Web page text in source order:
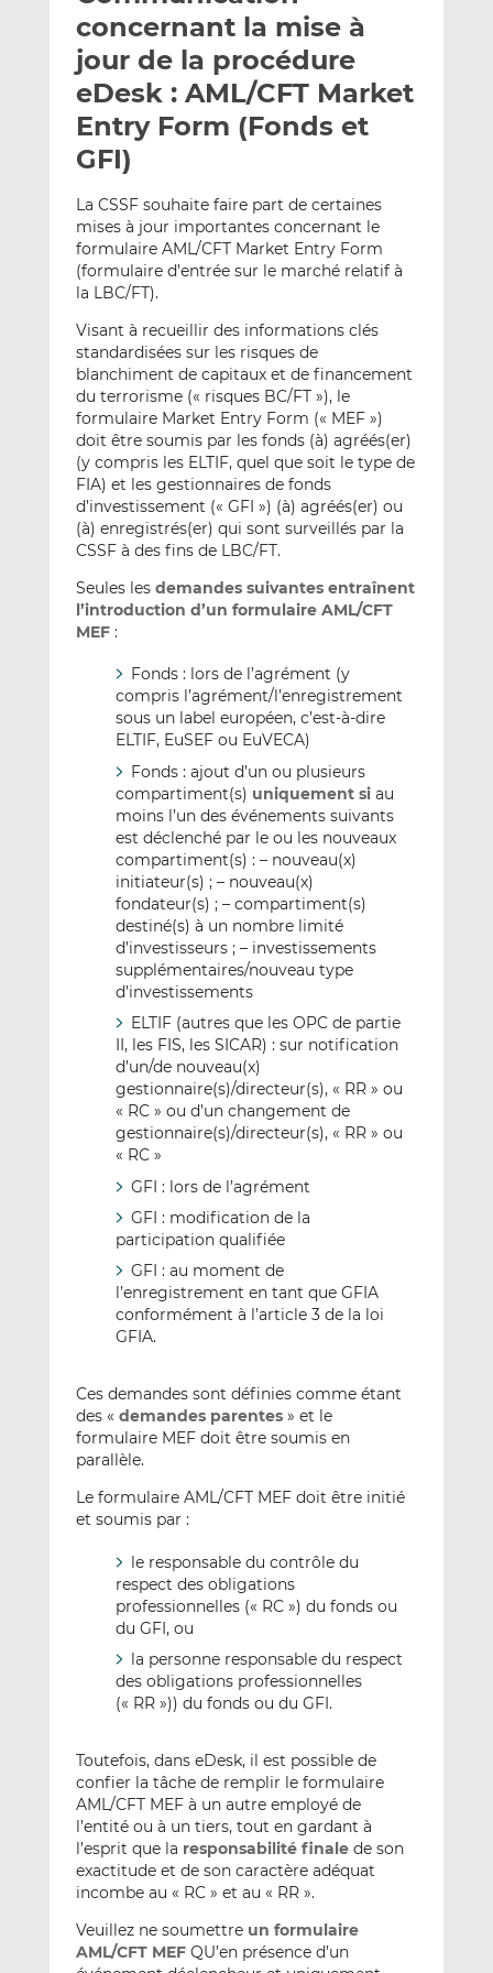
e
p
r
e
i
l
g
e
r
s
u
r
n
k
e
I
n
g
e
r
s
u
c
e
b
k
concernant la mise à
jour de la procédure
eDesk : AML/CFT Market
Entry Form (Fonds et
GFI)
La CSSF souhaite faire part de certaines
mises à jour importantes concernant le
formulaire AML/CFT Market Entry Form
(formulaire d’entrée sur le marché relatif à
la LBC/FT).
Visant à recueillir des informations clés
standardisées sur les risques de
blanchiment de capitaux et de financement
du terrorisme (« risques BC/FT »), le
formulaire Market Entry Form (« MEF »)
doit être soumis par les fonds (à) agréés(er)
(y compris les ELTIF, quel que soit le type de
FIA) et les gestionnaires de fonds
d’investissement (« GFI ») (à) agréés(er) ou
(à) enregistrés(er) qui sont surveillés par la
CSSF à des fins de LBC/FT.
Seules les demandes suivantes entraînent
l’introduction d’un formulaire AML/CFT
MEF:
Fonds : lors de l’agrément (y
compris l’agrément/l’enregistrement
sous un label européen, c’est-à-dire
ELTIF, EuSEF ou EuVECA)
Fonds : ajout d’un ou plusieurs
compartiment(s) uniquement siau
moins l’un des événements suivants
est déclenché par le ou les nouveaux
compartiment(s) : – nouveau(x)
initiateur(s) ; – nouveau(x)
fondateur(s) ; – compartiment(s)
destiné(s) à un nombre limité
d’investisseurs ; – investissements
supplémentaires/nouveau type
d’investissements
ELTIF (autres que les OPC de partie
II, les FIS, les SICAR) : sur notification
d’un/de nouveau(x)
gestionnaire(s)/directeur(s), « RR » ou
« RC » ou d’un changement de
gestionnaire(s)/directeur(s), « RR » ou
« RC »
GFI : lors de l’agrément
GFI : modification de la
participation qualifiée
GFI : au moment de
l’enregistrement en tant que GFIA
conformément à l’article 3 de la loi
GFIA.
Ces demandes sont définies comme étant
des « demandes parentes» et le
formulaire MEF doit être soumis en
parallèle.
Le formulaire AML/CFT MEF doit être initié
et soumis par :
le responsable du contrôle du
respect des obligations
professionnelles (« RC ») du fonds ou
du GFI, ou
la personne responsable du respect
des obligations professionnelles
(« RR »)) du fonds ou du GFI.
Toutefois, dans eDesk, il est possible de
confier la tâche de remplir le formulaire
AML/CFT MEF à un autre employé de
l’entité ou à un tiers, tout en gardant à
l’esprit que la responsabilité finalede son
exactitude et de son caractère adéquat
incombe au « RC » et au « RR ».
Veuillez ne soumettre un formulaire
AML/CFT MEFQU’en présence d’un